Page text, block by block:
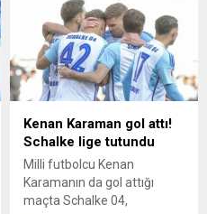
Kenan Karaman gol attı!
Schalke lige tutundu
Milli futbolcu Kenan
Karamanın da gol attığı
maçta Schalke 04,